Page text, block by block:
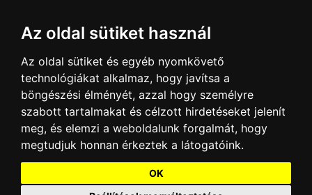
Az oldal sütiket használ
Az oldal sütiket és egyéb nyomkövető
technológiákat alkalmaz, hogy javítsa a
böngészési élményét, azzal hogy személyre
szabott tartalmakat és célzott hirdetéseket jelenít
meg, és elemzi a weboldalunk forgalmát, hogy
megtudjuk honnan érkeztek a látogatóink.
OK